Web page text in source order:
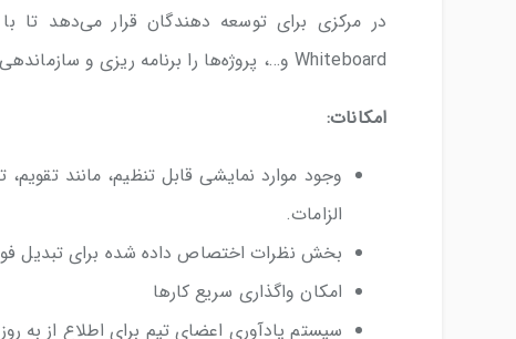
Whiteboard و…، پروژه‌ها را برنامه ریزی و سازماندهی کند.
امکانات:
وجود موارد نمایشی قابل تنظیم، مانند
الزامات.
بخش نظرات اختصاص داده شده برای تبدیل
امکان واگذاری سریع کارها
سیستم یادآوری اعضای تیم برای اطلاع از به